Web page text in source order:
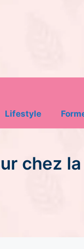
Lifestyle
chez